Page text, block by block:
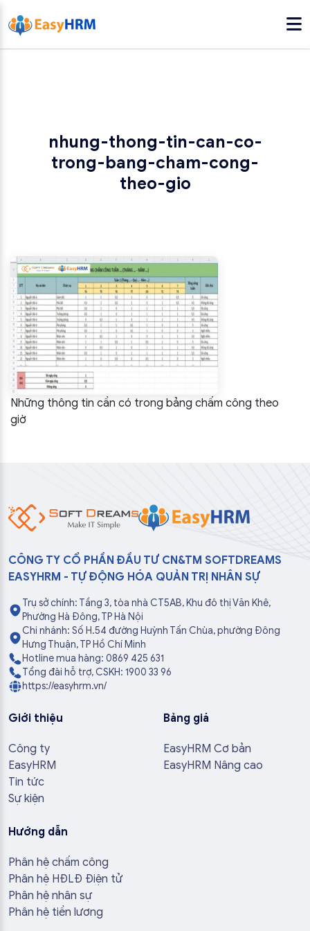
nhung-thong-tin-can-co-
trong-bang-cham-cong-
theo-gio
Những thông tin cần có trong bảng chấm công theo
giờ
CÔNG TY CỔ PHẦN ĐẦU TƯ CN&TM SOFTDREAMS
EASYHRM - TỰ ĐỘNG HÓA QUẢN TRỊ NHÂN SỰ
Trụ sở chính: Tầng 3, tòa nhà CT5AB, Khu đô thị Văn Khê,
Phường Hà Đông, TP Hà Nội
Chi nhánh: Số H.54 đường Huỳnh Tấn Chùa, phường Đông
Hưng Thuận, TP Hồ Chí Minh
Hotline mua hàng: 0869 425 631
Tổng đài hỗ trợ, CSKH: 1900 33 96
https://easyhrm.vn/
Giới thiệu
Công ty
EasyHRM
Tin tức
Sự kiện
Bảng giá
EasyHRM Cơ bản
EasyHRM Nâng cao
Hướng dẫn
Phân hệ chấm công
Phân hệ HĐLĐ Điện tử
Phân hệ nhân sự
Phân hệ tiền lương